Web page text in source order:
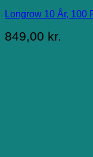
Longrow 10 År, 100
849,00 kr.